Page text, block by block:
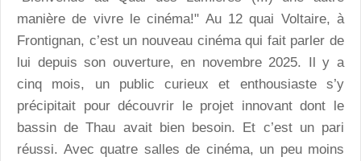
manière de vivre le cinéma!" Au 12 quai Voltaire, à
Frontignan, c’est un nouveau cinéma qui fait parler de
lui depuis son ouverture, en novembre 2025. Il y a
cinq mois, un public curieux et enthousiaste s’y
précipitait pour découvrir le projet innovant dont le
bassin de Thau avait bien besoin. Et c’est un pari
réussi. Avec quatre salles de cinéma, un peu moins